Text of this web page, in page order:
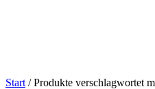
Start / Produkte verschlagwortet